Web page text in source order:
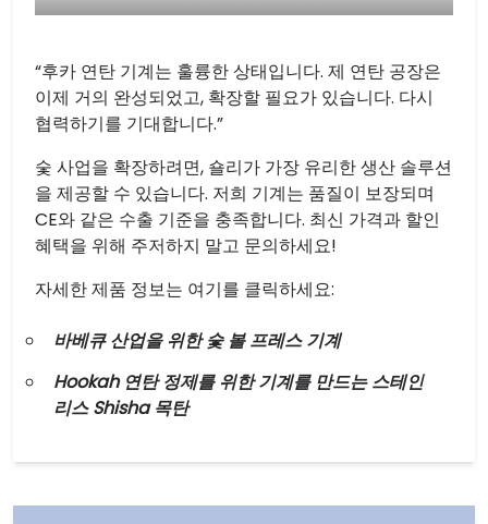
“후카 연탄 기계는 훌륭한 상태입니다. 제 연탄 공장은
이제 거의 완성되었고, 확장할 필요가 있습니다. 다시
협력하기를 기대합니다.”
숯 사업을 확장하려면, 숄리가 가장 유리한 생산 솔루션
을 제공할 수 있습니다. 저희 기계는 품질이 보장되며
CE와 같은 수출 기준을 충족합니다. 최신 가격과 할인
혜택을 위해 주저하지 말고 문의하세요!
자세한 제품 정보는 여기를 클릭하세요:
바베큐 산업을 위한 숯 볼 프레스 기계
Hookah 연탄 정제를 위한 기계를 만드는 스테인
리스 Shisha 목탄